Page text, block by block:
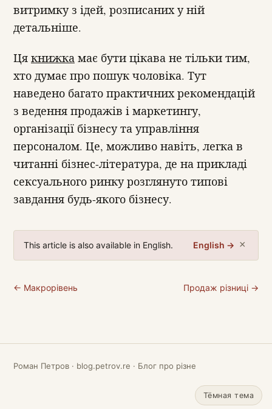
витримку з ідей, розписаних у ній
детальніше.
Ця книжка має бути цікава не тільки тим,
хто думає про пошук чоловіка. Тут
наведено багато практичних рекомендацій
з ведення продажів і маркетингу,
організації бізнесу та управління
персоналом. Це, можливо навіть, легка в
читанні бізнес-література, де на прикладі
сексуального ринку розглянуто типові
завдання будь-якого бізнесу.
This article is also available in English. English → ×
← Макрорівень Продаж різниці →
Роман Петров · blog.petrov.re · Блог про різне
Тёмная тема